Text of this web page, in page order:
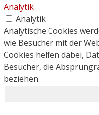
Analytik
Analytik
Analytische Cookies
wie Besucher mit der
Cookies helfen dabei,
Besucher, die
beziehen.